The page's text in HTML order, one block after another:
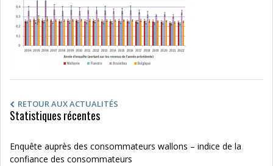
RETOUR AUX ACTUALITÉS
Statistiques récentes
Enquête auprès des consommateurs wallons – indice de la
confiance des consommateurs